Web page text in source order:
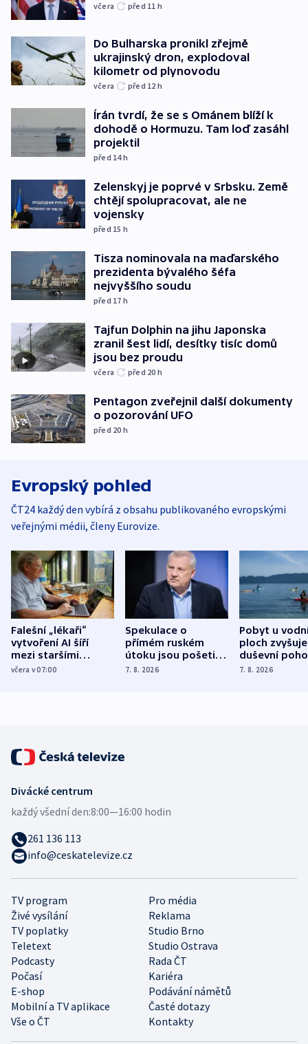
včera před 11 h
Do Bulharska pronikl zřejmě
ukrajinský dron, explodoval
kilometr od plynovodu
včera před 12 h
Írán tvrdí, že se s Ománem blíží k
dohodě o Hormuzu. Tam loď zasáhl
projektil
před 14h
Zelenskyj je poprvé v Srbsku. Země
chtějí spolupracovat, ale ne
vojensky
před 15 h
Tisza nominovala na maďarského
prezidenta bývalého šéfa
nejvyššího soudu
před 17 h
Tajfun Dolphin na jihu Japonska
zranil šest lidí, desítky tisíc domů
jsou bez proudu
včera před 20 h
Pentagon zveřejnil další dokumenty
o pozorování UFO
před 20 h
Evropský pohled
ČT24 každý den vybírá z obsahu publikovaného evropskými
veřejnými médii, členy Eurovize.
Falešní „lékaři“
vytvoření AI šíří
mezi staršími
Poláky nebezpečné
včera v 07:00
Spekulace o
přímém ruském
útoku jsou pošetilé,
míní estonský
7. 8. 2026
Pobyt u
ploch zvyšuje
duševní
ukázala
7. 8. 2026
TV program
Pro média
Živé vysílání
Reklama
TV poplatky
Studio Brno
Teletext
Studio Ostrava
Podcasty
Rada ČT
Počasí
Kariéra
E-shop
Podávání námětů
Mobilní a TV aplikace
Časté dotazy
Vše o ČT
Kontakty
Divácké centrum
každý všední den:8:00—16:00 hodin
261 136 113
info@ceskatelevize.cz